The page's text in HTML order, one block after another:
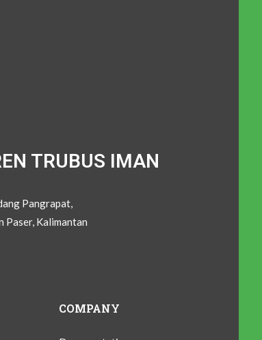
TRUBUS IMAN
Pangrapat,
Paser, Kalimantan
COMPANY